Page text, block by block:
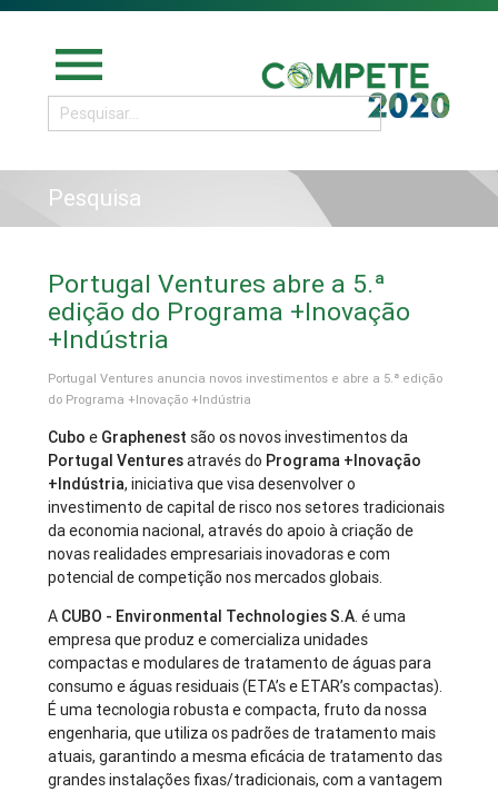
menu
Pesquisa
Portugal Ventures abre a 5.ª
edição do Programa +Inovação
+Indústria
Portugal Ventures anuncia novos investimentos e abre a 5.ª edição
do Programa +Inovação +Indústria
Cubo e Graphenest são os novos investimentos da
Portugal Venturesatravés do Programa +Inovação
+Indústria, iniciativa que visa desenvolver o
investimento de capital de risco nos setores tradicionais
da economia nacional, através do apoio à criação de
novas realidades empresariais inovadoras e com
potencial de competição nos mercados globais.
A CUBO - Environmental Technologies S.A. é uma
empresa que produz e comercializa unidades
compactas e modulares de tratamento de águas para
consumo e águas residuais (ETA’s e ETAR’s compactas).
É uma tecnologia robusta e compacta, fruto da nossa
engenharia, que utiliza os padrões de tratamento mais
atuais, garantindo a mesma eficácia de tratamento das
grandes instalações fixas/tradicionais, com a vantagem